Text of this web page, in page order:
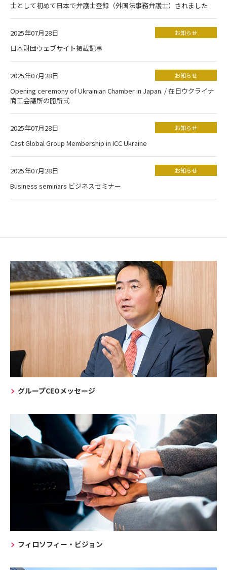
士として初めて日本で弁護士登録（外国法事務弁護士）されました
2025年07月28日 お知らせ
日本財団ウェブサイト掲載記事
2025年07月28日 お知らせ
Opening ceremony of Ukrainian Chamber in Japan. / 在日ウクライナ
商工会議所の開所式
2025年07月28日 お知らせ
Cast Global Group Membership in ICC Ukraine
2025年07月28日 お知らせ
Business seminars ビジネスセミナー
グループCEOメッセージ
フィロソフィー・ビジョン